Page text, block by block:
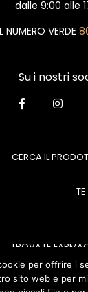
dalle 9:00 alle
NUMERO VERDE
Su i nostri
CERCA IL
TE
TROVA LE
TE
per offrire i
sito web e per